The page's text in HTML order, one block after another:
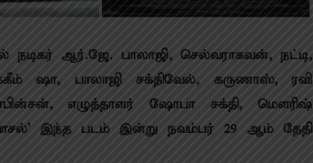
நடிகர் ஆர்.ஜே. பாலாஜி, செல்வராகவன், நட்டி,
ஷா, பாலாஜி சக்திவேல், கருணாஸ், ரவி
எழுத்தாளர் ஷோபா ச‌க்தி, மௌரிஷ்
இந்த படம் இன்று நவம்பர் 29 ஆம் தேதி